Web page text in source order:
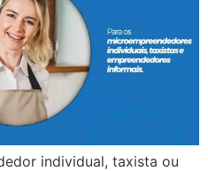
individual, taxista ou